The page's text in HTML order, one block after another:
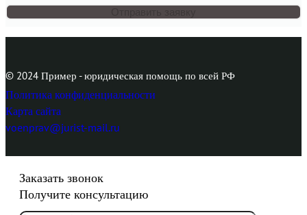
© 2024 Пример - юридическая помощь по всей РФ
Политика конфиденциальности
Карта сайта
voenprav@jurist-mail.ru
Заказать звонок
Получите консультацию